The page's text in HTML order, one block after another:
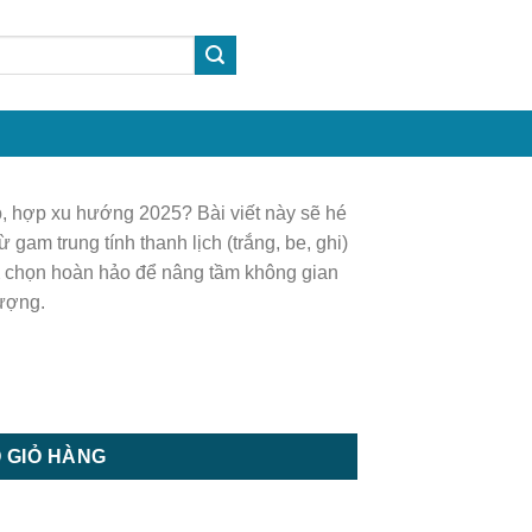
hợp xu hướng 2025? Bài viết này sẽ hé
gam trung tính thanh lịch (trắng, be, ghi)
hoàn hảo để nâng tầm không gian
GIỎ HÀNG